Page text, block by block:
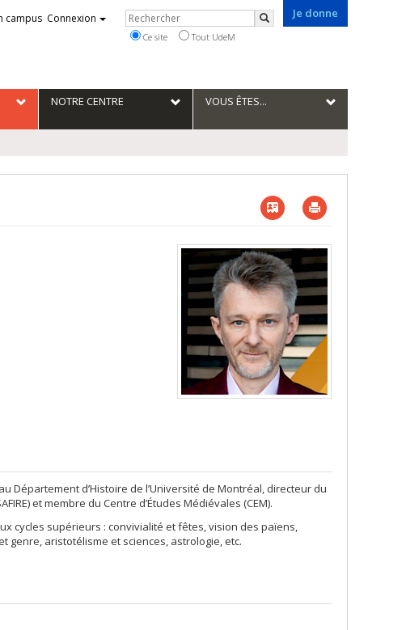
Je donne
campus Connexion Rechercher
Rechercher
Ce site Tout UdeM
NOTRE CENTRE VOUS ÊTES...
Vcard
d’Histoire de l’Université de Montréal, directeur du
et membre du Centre d’Études Médiévales (CEM).
cycles supérieurs : convivialité et fêtes, vision des païens,
aristotélisme et sciences, astrologie, etc.